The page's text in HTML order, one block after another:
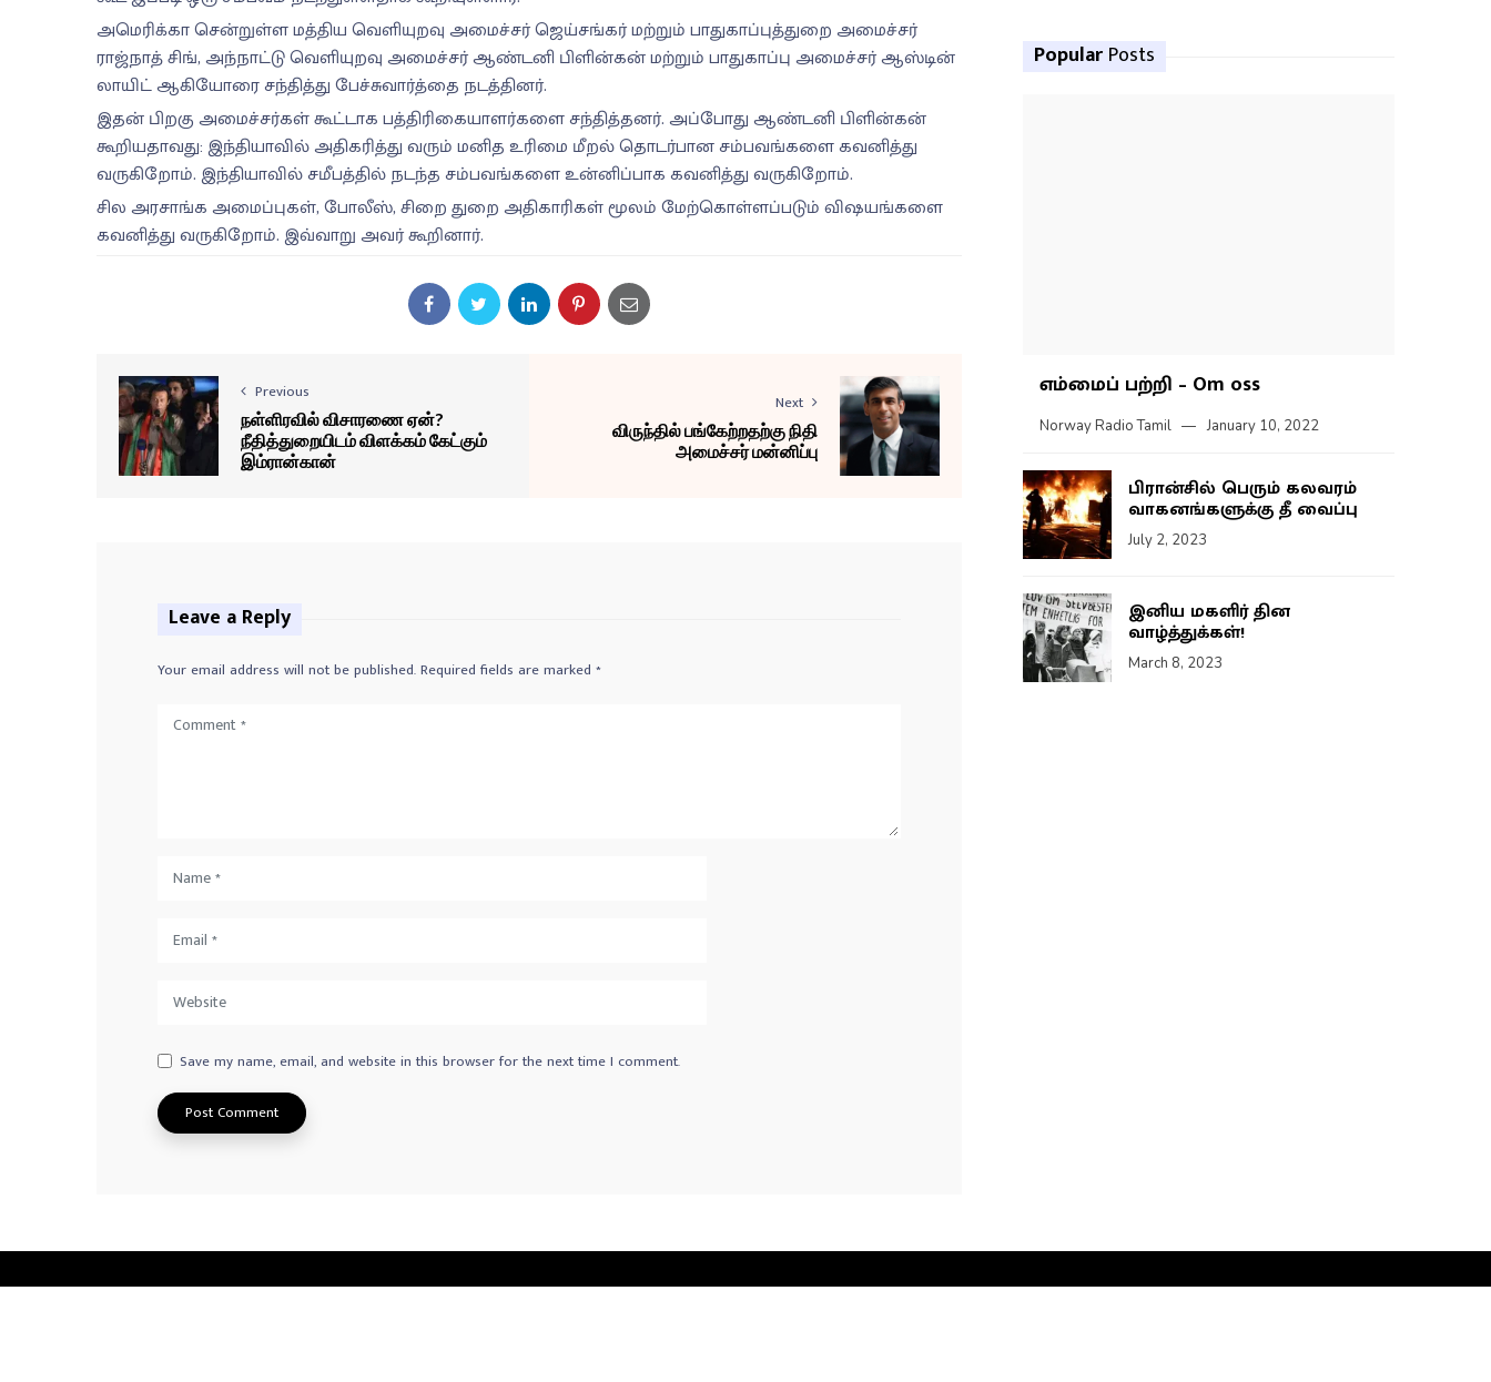
அமெரிக்கா சென்றுள்ள மத்திய வெளியுறவு அமைச்சர் ஜெய்சங்கர் மற்றும் பாதுகாப்புத்துறை அமைச்சர்
ராஜ்நாத் சிங், அந்நாட்டு வெளியுறவு அமைச்சர் ஆண்டனி பிளின்கன் மற்றும் பாதுகாப்பு அமைச்சர் ஆஸ்டின்
லாயிட் ஆகியோரை சந்தித்து பேச்சுவார்த்தை நடத்தினர்.
இதன் பிறகு அமைச்சர்கள் கூட்டாக பத்திரிகையாளர்களை சந்தித்தனர். அப்போது ஆண்டனி பிளின்கன்
கூறியதாவது: இந்தியாவில் அதிகரித்து வரும் மனித உரிமை மீறல் தொடர்பான சம்பவங்களை கவனித்து
வருகிறோம். இந்தியாவில் சமீபத்தில் நடந்த சம்பவங்களை உன்னிப்பாக கவனித்து வருகிறோம்.
சில அரசாங்க அமைப்புகள், போலீஸ், சிறை துறை அதிகாரிகள் மூலம் மேற்கொள்ளப்படும் விஷயங்களை
கவனித்து வருகிறோம். இவ்வாறு அவர் கூறினார்.
Previous
நள்ளிரவில் விசாரணை ஏன்?
நீதித்துறையிடம் விளக்கம் கேட்கும்
இம்ரான்கான்
Next
விருந்தில் பங்கேற்றதற்கு நிதி
அமைச்சர் மன்னிப்பு
Leave a Reply
Your email address will not be published.Required fields are marked *
Save my name, email, and website in this browser for the next time I comment.
Popular Posts
எம்மைப் பற்றி – Om oss
Norway Radio Tamil January 10, 2022
பிரான்சில் பெரும் கலவரம்
வாகனங்களுக்கு தீ வைப்பு
July 2, 2023
இனிய மகளிர் தின
வாழ்த்துக்கள்!
March 8, 2023